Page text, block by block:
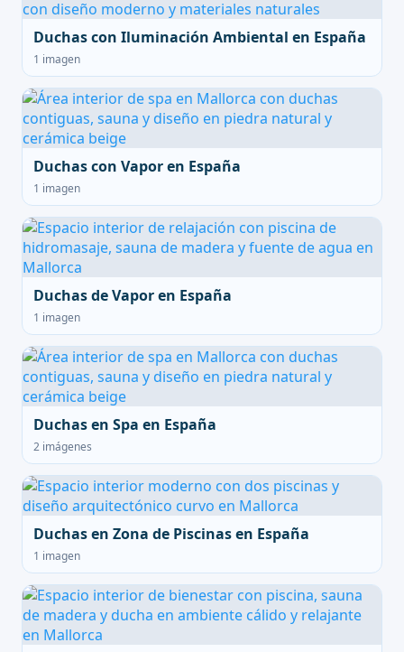
Duchas con Iluminación Ambiental en España
1 imagen
Duchas con Vapor en España
1 imagen
Duchas de Vapor en España
1 imagen
Duchas en Spa en España
2 imágenes
Duchas en Zona de Piscinas en España
1 imagen